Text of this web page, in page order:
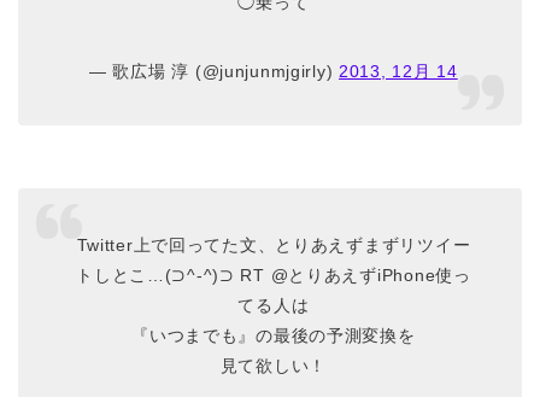
— 歌広場 淳 (@junjunmjgirly) 2013, 12月 14
Twitter上で回ってた文、とりあえずまずリツイー
トしとこ…(⊃^-^)⊃ RT @とりあえずiPhone使っ
てる人は
『いつまでも』の最後の予測変換を
見て欲しい！